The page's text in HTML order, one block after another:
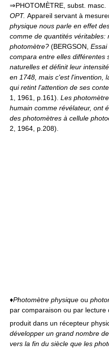
⇒PHOTOMÈTRE, subst. masc.
OPT. Appareil servant à
physique nous parle en effet
comme de quantités véritables:
photomètre? (BERGSON, Essai
compara entre elles différentes
naturelles et définit leur
en 1748, mais c'est l'invention,
qui retint l'attention de ses
1, 1961, p.161). Les
humain comme révélateur, ont
des photomètres à cellule
2, 1964, p.208).
♦Photomètre physique ou
par comparaison ou par
produit dans un récepteur
développer un grand nombre
vers la fin du siècle que les